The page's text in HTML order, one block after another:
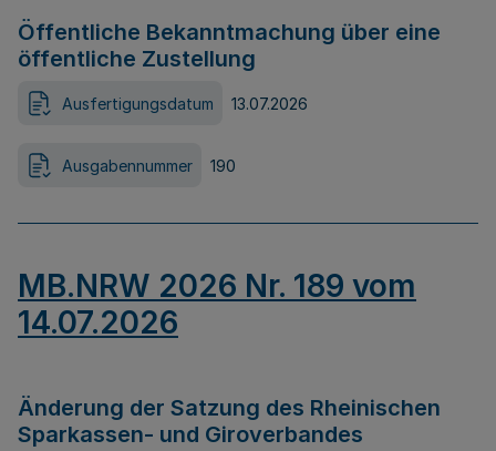
Öffentliche Bekanntmachung über eine
öffentliche Zustellung
Ausfertigungsdatum 13.07.2026
Ausgabennummer 190
MB.NRW 2026 Nr. 189 vom
14.07.2026
Änderung der Satzung des Rheinischen
Sparkassen- und Giroverbandes